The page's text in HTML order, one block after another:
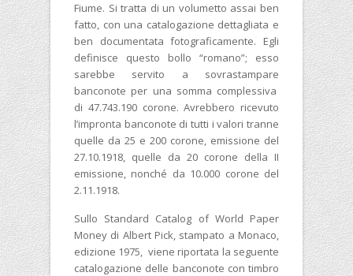
Fiume. Si tratta di un volumetto assai ben
fatto, con una catalogazione dettagliata e
ben documentata fotograficamente. Egli
definisce questo bollo “romano”; esso
sarebbe servito a sovrastampare
banconote per una somma complessiva
di 47.743.190 corone. Avrebbero ricevuto
l’impronta banconote di tutti i valori tranne
quelle da 25 e 200 corone, emissione del
27.10.1918, quelle da 20 corone della II
emissione, nonché da 10.000 corone del
2.11.1918.
Sullo Standard Catalog of World Paper
Money di Albert Pick, stampato a Monaco,
edizione 1975, viene riportata la seguente
catalogazione delle banconote con timbro